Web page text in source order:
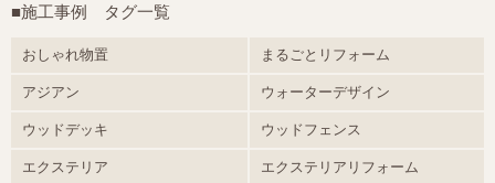
■施工事例 タグ一覧
おしゃれ物置 まるごとリフォーム
アジアン ウォーターデザイン
ウッドデッキ ウッドフェンス
エクステリア エクステリアリフォーム